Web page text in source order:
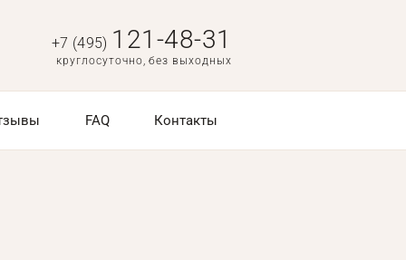
+7 (495) 121-48-31
круглосуточно, без выходных
FAQ Контакты